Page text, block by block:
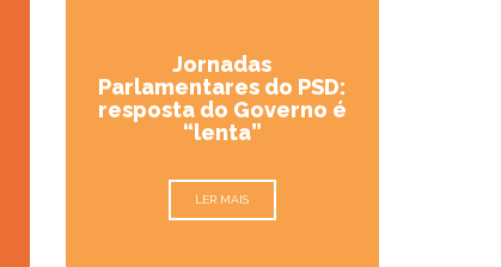
Jornadas
Parlamentares do PSD:
resposta do Governo é
“lenta”
LER MAIS